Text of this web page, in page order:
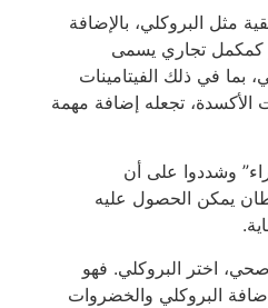
مثل البروكلي، بالإضافة
كمكمل تجاري يسمى
بما في ذلك الفيتامينات
الأكسدة، تجعله إضافة مهمة
وشددوا على أن
يمكن الحصول عليه
اختر البروكلي. فهو
البروكلي والخضروات